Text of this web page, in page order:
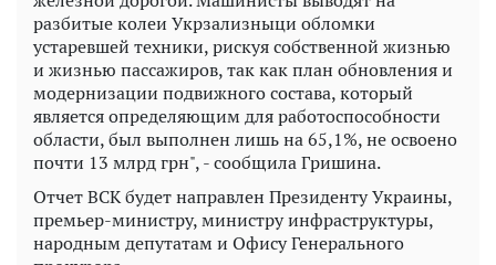
разбитые колеи Укрзализныци обломки
устаревшей техники, рискуя собственной жизнью
и жизнью пассажиров, так как план обновления и
модернизации подвижного состава, который
является определяющим для работоспособности
области, был выполнен лишь на 65,1%, не освоено
почти 13 млрд грн", - сообщила Гришина.
Отчет ВСК будет направлен Президенту Украины,
премьер-министру, министру инфраструктуры,
народным депутатам и Офису Генерального